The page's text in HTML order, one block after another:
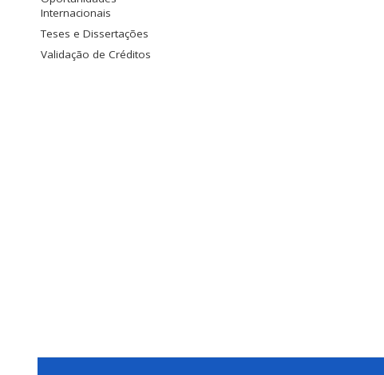
Internacionais
Teses e Dissertações
Validação de Créditos